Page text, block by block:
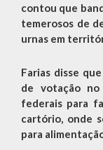
contou que
temerosos de
urnas em
Farias disse
de votação
federais para
cartório, onde
para